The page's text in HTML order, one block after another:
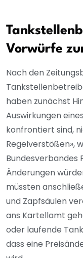
Vorwürfe
Nach den
haben zunächst
Auswirkungen
konfrontiert sind,
Regelverstößen»,
Bundesverbandes
Änderungen
müssten
und Zapfsäulen
ans Kartellamt
oder laufende
dass eine